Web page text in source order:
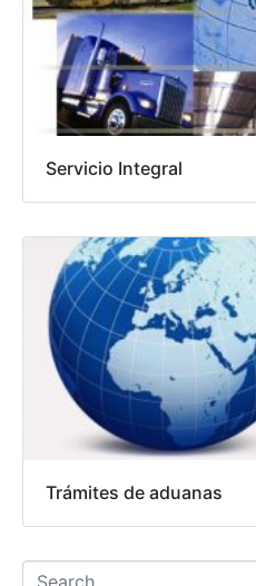
Servicio Integral
Trámites de aduanas